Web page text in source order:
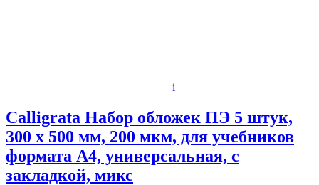
i
Calligrata Набор обложек ПЭ 5 штук,
300 х 500 мм, 200 мкм, для учебников
формата А4, универсальная, с
закладкой, микс